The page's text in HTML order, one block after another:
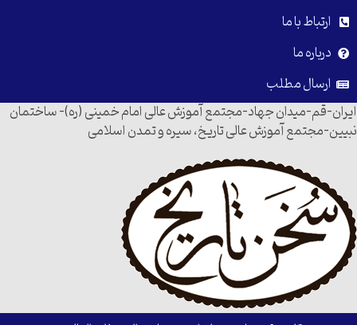
ارتباط با ما
درباره ما
ارسال مطلب
ایران-قم-میدان جهاد-مجتمع آموزش عالی امام خمینی (ره)- ساختمان
نبیین-مجتمع آموزش عالی تاریخ، سیره و تمدن اسلامی